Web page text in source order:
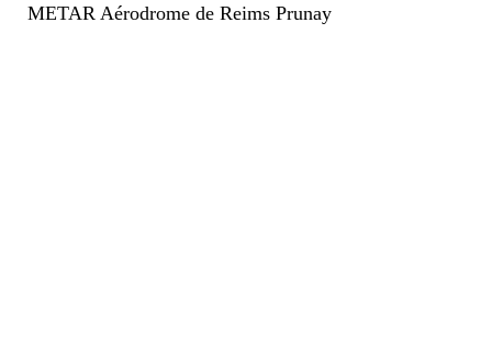
METAR Aérodrome de Reims Prunay